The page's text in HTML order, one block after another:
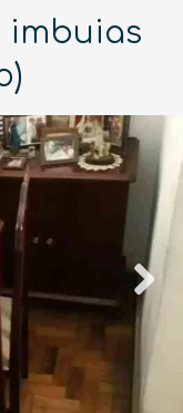
imbuias